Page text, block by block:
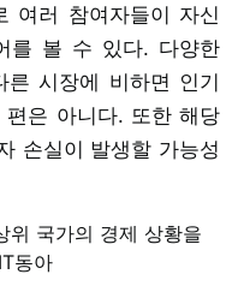
여러 참여자들이 자신
를 볼 수 있다. 다양한
른 시장에 비하면 인기
은 아니다. 또한 해당
손실이 발생할 가능성